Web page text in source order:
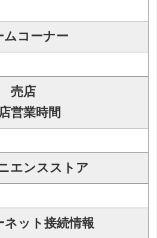
ムコーナー
売店
営業時間
エンスストア
ネット接続情報